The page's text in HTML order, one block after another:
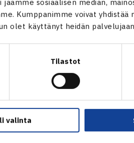
sosiaalisen median,
Kumppanimme voivat yhdistää
olet käyttänyt heidän
Tilastot
valinta
Seuraava